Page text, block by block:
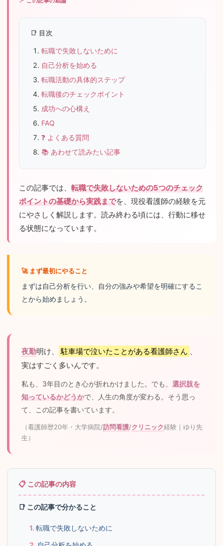
📑 目次
転職で失敗しないために
自己分析を始める
転職活動の具体的ステップ
転職後のチェックポイント
成功への心構え
FAQ
❓ よくある質問
📚 あわせて読みたい記事
この記事では、 転職で失敗しないための5つのチェック
ポイントの基礎から実践までを、現役看護師の経験を元
にやさしく解説します。読み終わる頃には、行動に移せ
る状態になっています。
🚀 まず最初にやること
まずは自己分析を行い、自分の強みや希望を明確にするこ
とから始めましょう。
夜勤明け、 駐車場で泣いたことがある看護師さん 、
実はすごく多いんです。
私も、3年目のとき心が折れかけました。でも、 選択肢を
知っているかどうかで、人生の角度が変わる。そう思っ
て、この記事を書いています。
（看護師歴20年・大学病院/訪問看護/クリニック経験｜ゆり先
生）
📑 この記事で分かること
転職で失敗しないために